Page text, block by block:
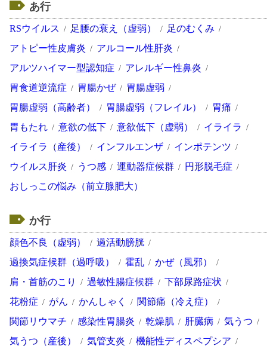
あ行
RSウイルス 足腰の衰え（虚弱）
足のむくみ
アトピー性皮膚炎
アルコール性肝炎
アルツハイマー型認知症
アレルギー性鼻炎
胃食道逆流症
胃腸かぜ
胃腸虚弱
胃腸虚弱（高齢者）
胃腸虚弱（フレイル）
胃痛
胃もたれ
意欲の低下 意欲低下（虚弱）
イライラ
イライラ（産後）
インフルエンザ
インポテンツ
ウイルス肝炎
うつ感 運動器症候群
円形脱毛症
おしっこの悩み（前立腺肥大）
か行
顔色不良（虚弱）
過活動膀胱
過換気症候群（過呼吸）
霍乱
かぜ（風邪）
肩・首筋のこり
過敏性腸症候群
下部尿路症状
花粉症
がん かんしゃく
関節痛（冷え症）
関節リウマチ
感染性胃腸炎 乾燥肌 肝臓病
気うつ
気うつ（産後）
気管支炎
機能性ディスペプシア